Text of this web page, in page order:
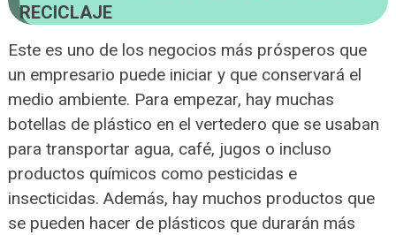
RECICLAJE
Este es uno de los negocios más prósperos que
un empresario puede iniciar y que conservará el
medio ambiente. Para empezar, hay muchas
botellas de plástico en el vertedero que se usaban
para transportar agua, café, jugos o incluso
productos químicos como pesticidas e
insecticidas. Además, hay muchos productos que
se pueden hacer de plásticos que durarán más